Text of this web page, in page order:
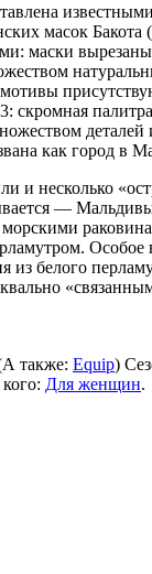
масок
маски
скромная
деталей
как город в
и несколько
—
Особое
из белого
также: Equip)
Для женщин.